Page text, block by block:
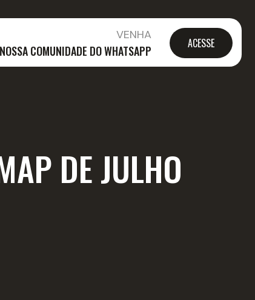
VENHA
COMUNIDADE DO WHATSAPP ACESSE
DE JULHO